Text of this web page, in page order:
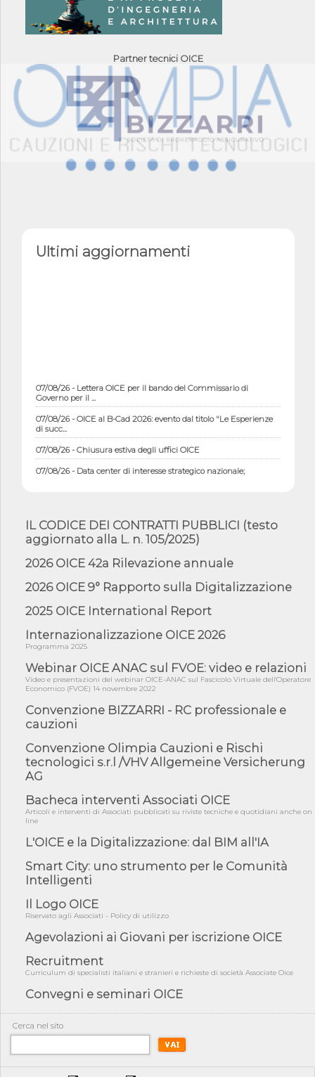
Partner tecnici OICE
Ultimi aggiornamenti
07/08/26 - Lettera OICE per il bando del Commissario di
Governo per il ...
07/08/26 - OICE al B-Cad 2026: evento dal titolo "Le Esperienze
di succ...
07/08/26 - Chiusura estiva degli uffici OICE
07/08/26 - Data center di interesse strategico nazionale;
interventi pe...
07/08/26 - Ponte sullo Stretto di Messina: deliberata la
sussistenza di...
07/08/26 - Tunnel Brennero, dal Cipess via libera al quinto lotto
costr...
06/08/26 - Istat, produzione industriale in calo dell'1% a giugno,
con ...
06/08/26 - DL PA approvato in Cdm: contributi per
riqualificazione sism...
06/08/26 - CdM: approvato il d.lgs. di adeguamento all’AI Act in
mate...
06/08/26 - DDL delegazione europea in Cdm per recepimento
norme UE in m...
05/08/26 - DL Infrastrutture e PNRR è legge: approvata oggi la
fiducia...
05/08/26 - Focus OICE sul DDL di riforma della responsabilità
05/08/26 - Anac: pubblicata la Relazione illustrativa al Bando tipo
2 s...
05/08/26 - SAVE THE DATE: Assemblea Pubblica Confindustria
Professioni ...
05/08/26 - Successo OICE per il bando della Città metropolitana
di Reg...
05/08/26 - Lettera OICE per il bando della Giunta Regionale della
Campa...
04/08/26 - DL PA: previste cancellazioni da elenchi professionisti
per ...
04/08/26 - International Sustainable Buildings Competition -
COP31, An...
04/08/26 - CdS, project financing: progetto di fattibilità da
impugnar...
04/08/26 - Rapporto Anac corruzione 2020-2026: procedimenti
penali per ...
04/08/26 - CdS: partecipazione alla gara non equivale ad
acquiescenza r...
IL CODICE DEI CONTRATTI PUBBLICI (testo
aggiornato alla L. n. 105/2025)
2026 OICE 42a Rilevazione annuale
2026 OICE 9° Rapporto sulla Digitalizzazione
2025 OICE International Report
Internazionalizzazione OICE 2026
Programma 2025
Webinar OICE ANAC sul FVOE: video e relazioni
Video e presentazioni del webinar OICE-ANAC sul Fascicolo Virtuale dell'Operatore
Economico (FVOE) 14 novembre 2022
Convenzione BIZZARRI - RC professionale e
cauzioni
Convenzione Olimpia Cauzioni e Rischi
tecnologici s.r.l /VHV Allgemeine Versicherung
AG
Bacheca interventi Associati OICE
Articoli e interventi di Associati pubblicati su riviste tecniche e quotidiani anche on
line
L'OICE e la Digitalizzazione: dal BIM all'IA
Smart City: uno strumento per le Comunità
Intelligenti
Il Logo OICE
Riservato agli Associati - Policy di utilizzo
Agevolazioni ai Giovani per iscrizione OICE
Recruitment
Curriculum di specialisti italiani e stranieri e richieste di società Associate Oice
Convegni e seminari OICE
Cerca nel sito